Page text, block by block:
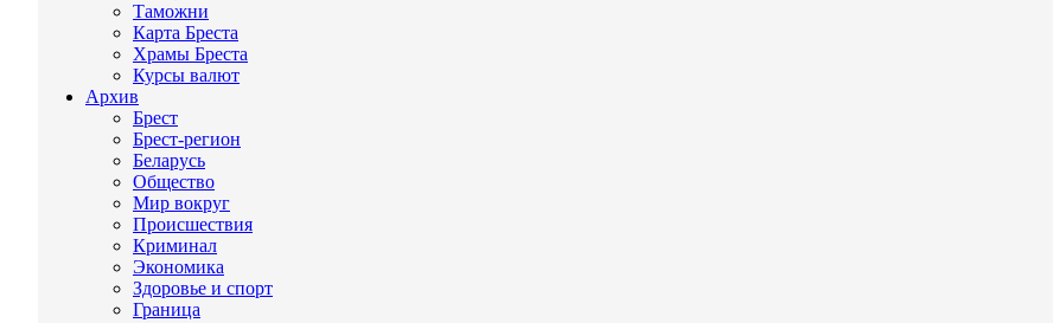
Таможни
Карта Бреста
Храмы Бреста
Курсы валют
Архив
Брест
Брест-регион
Беларусь
Общество
Мир вокруг
Происшествия
Криминал
Экономика
Здоровье и спорт
Граница